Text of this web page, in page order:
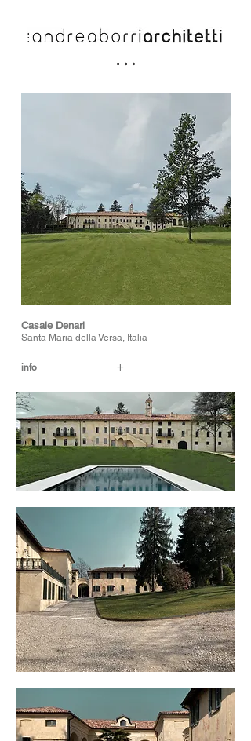
Casale Denari
Santa Maria della Versa, Italia
info +